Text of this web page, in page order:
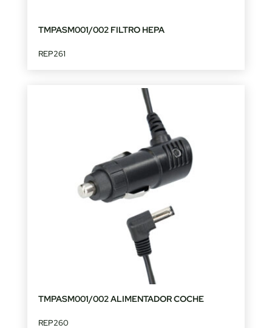
TMPASM001/002 FILTRO HEPA
REP261
TMPASM001/002 ALIMENTADOR COCHE
REP260